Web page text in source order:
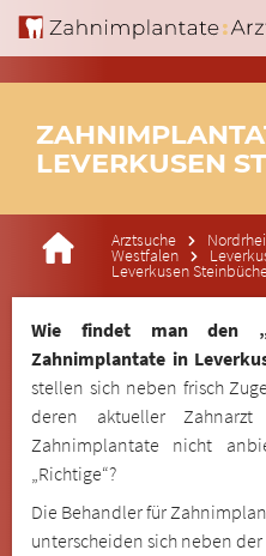
LEVERKUSEN
Arztsuche
Westfalen
Leverkusen
Wie findet man den
Zahnimplantate in
stellen sich neben frisch
deren aktueller Zahnarzt
Zahnimplantate nicht
„Richtige“?
Die Behandler für
unterscheiden sich neben